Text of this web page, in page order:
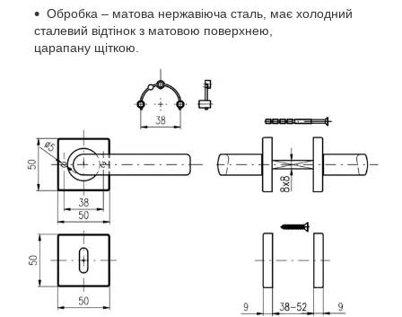
Обробка – матова нержавіюча сталь, має холодний
сталевий відтінок з матовою поверхнею,
царапану щіткою.